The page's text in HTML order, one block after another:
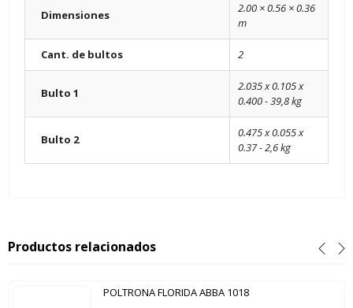
Dimensiones
2.00 × 0.56 × 0.36
m
Cant. de bultos 2
Bulto 1
2.035 x 0.105 x
0.400 - 39,8 kg
Bulto 2
0.475 x 0.055 x
0.37 - 2,6 kg
Productos relacionados
POLTRONA FLORIDA ABBA 1018